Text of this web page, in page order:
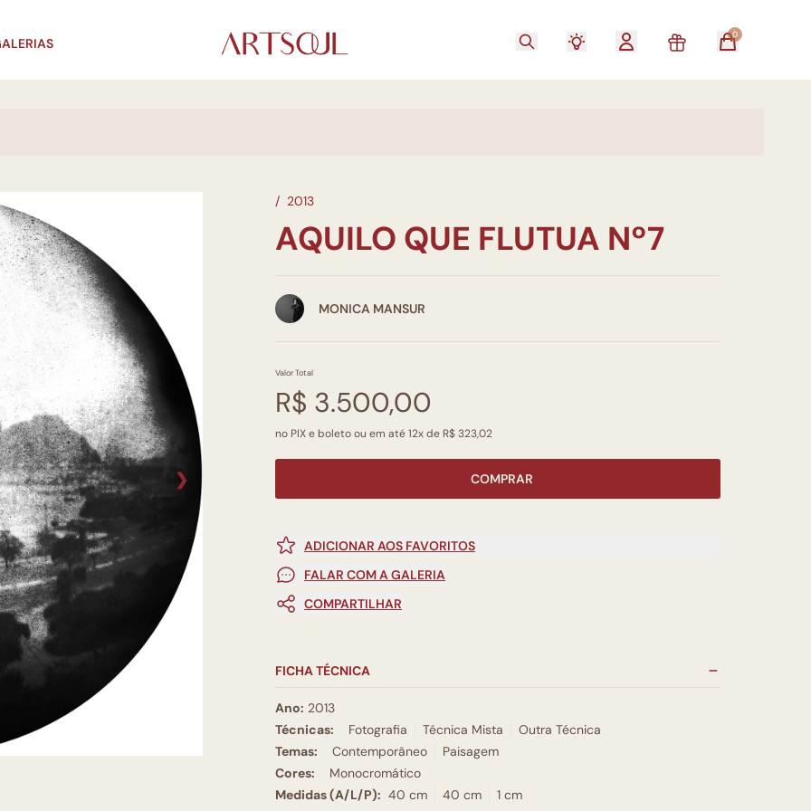
0
❯
/ 2013
AQUILO QUE FLUTUA Nº7
MONICA MANSUR
Valor Total
R$ 3.500,00
no PIX e boleto ou em até 12x de R$ 323,02
COMPRAR
ADICIONAR AOS FAVORITOS
FALAR COM A GALERIA
COMPARTILHAR
FICHA TÉCNICA
Ano: 2013
Técnicas:
Fotografia Técnica Mista
Outra Técnica
Temas:
Contemporâneo
Paisagem
Cores:
Monocromático
Medidas (A/L/P): 40 cm 40 cm 1 cm